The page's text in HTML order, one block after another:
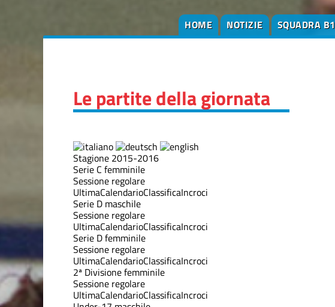
HOME NOTIZIE SQUADRA B1
Le partite della giornata
Stagione 2015-2016
Serie C femminile
Sessione regolare
UltimaCalendarioClassificaIncroci
Serie D maschile
Sessione regolare
UltimaCalendarioClassificaIncroci
Serie D femminile
Sessione regolare
UltimaCalendarioClassificaIncroci
2ª Divisione femminile
Sessione regolare
UltimaCalendarioClassificaIncroci